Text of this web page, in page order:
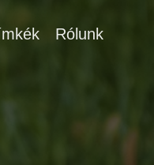
Rólunk